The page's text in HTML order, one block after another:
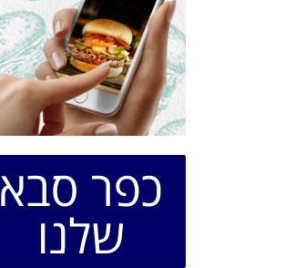
כפר סבא
שלנו